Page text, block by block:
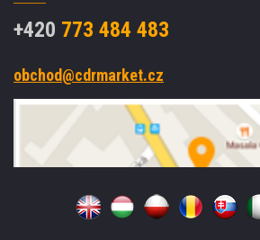
+420 773 484 483
obchod@cdrmarket.cz